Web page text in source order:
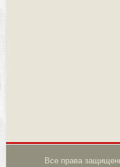
Все права